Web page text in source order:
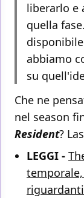
liberarlo e
quella
abbiamo
su
Che ne
nel season
Resident?
LEGGI -